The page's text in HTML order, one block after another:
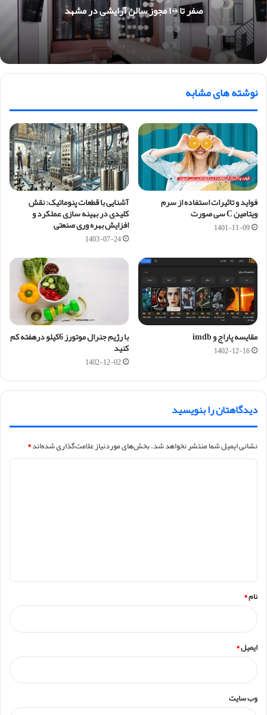
صفر تا ۱۰۰ مجوز سالن آرایشی در مشهد
نوشته های مشابه
فواید و تاثیرات استفاده از سرم
ویتامین C سی صورت
1401-11-09
آشنایی با قطعات پنوماتیک: نقش
کلیدی در بهینه سازی عملکرد و
افزایش بهره وری صنعتی
1403-07-24
مقایسه پاراج و imdb
1402-12-16
با رژیم جنرال موتورز 6کیلو درهفته کم
کنید
1402-12-02
دیدگاهتان را بنویسید
نشانی ایمیل شما منتشر نخواهد شد.بخش‌های موردنیاز علامت‌گذاری شده‌اند*
نام*
ایمیل*
وب‌ سایت